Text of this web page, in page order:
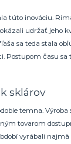
túto inováciu.
udržať jeho
sa teda stala
Postupom času sa
sklárov
temna.
tovarom
vyrábali